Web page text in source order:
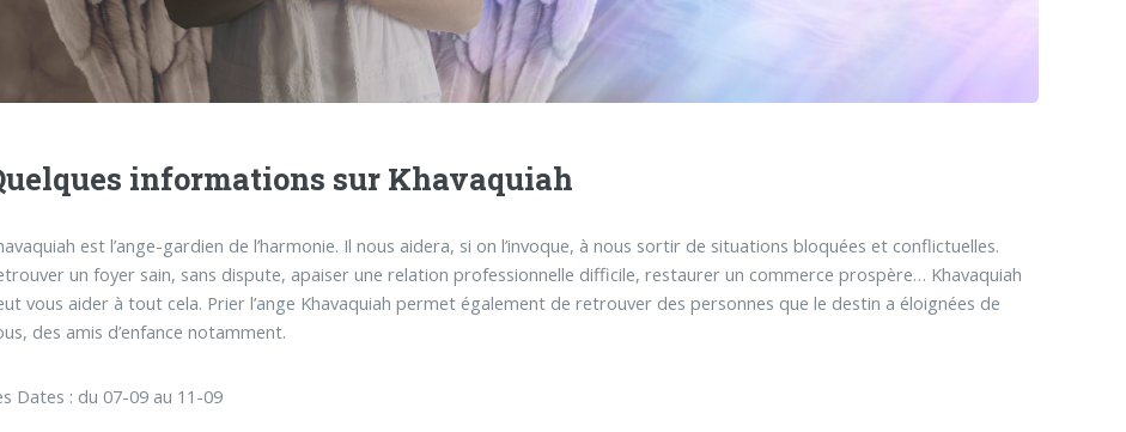
informations sur Khavaquiah
est l’ange-gardien de l’harmonie. Il nous aidera, si on l’invoque, à nous sortir de situations bloquées et conflictuelles.
un foyer sain, sans dispute, apaiser une relation professionnelle difficile, restaurer un commerce prospère… Khavaquiah
vous aider à tout cela. Prier l’ange Khavaquiah permet également de retrouver des personnes que le destin a éloignées de
des amis d’enfance notamment.
Dates : du 07-09 au 11-09